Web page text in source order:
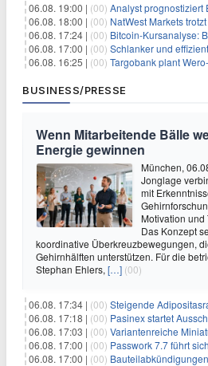
06.08. 19:00 | (00) Analyst prognostiziert Ethereum-Rallye
06.08. 18:00 | (00) NatWest Markets trotzt Marktchaos:
06.08. 17:24 | (00) Bitcoin-Kursanalyse: BTC kämpft mit
06.08. 17:00 | (00) Schlanker und effizienter: Allianz
06.08. 16:25 | (00) Targobank plant
BUSINESS/PRESSE
Wenn Mitarbeitende Bälle
Energie gewinnen
München,
Jonglage
mit
Motivation und
Das Konzept
koordinative Überkreuzbewegungen,
Gehirnhälften unterstützen. Für die
Stephan Ehlers, […] (00)
06.08. 17:34 | (00) Steigende Adipositasrate zeigt strukturellen
06.08. 17:18 | (00) Pasinex startet Ausschreibung für hochgradiges
06.08. 17:03 | (00) Variantenreiche
06.08. 17:00 | (00) Passwork 7.7 führt sicheren
06.08. 17:00 | (00) Bauteilabkündigungen: Eine